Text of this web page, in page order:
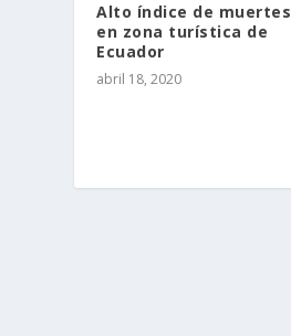
Alto índice de muertes
en zona turística de
Ecuador
abril 18, 2020